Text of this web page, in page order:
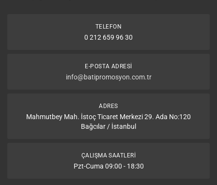
TELEFON
0 212 659 96 30
E-POSTA ADRESI
info@batipromosyon.com.tr
ADRES
Mahmutbey Mah. İstoç Ticaret Merkezi 29. Ada No:120
Bağcılar / İstanbul
ÇALIŞMA SAATLERI
Pzt-Cuma 09:00 - 18:30